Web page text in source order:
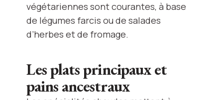
végétariennes sont courantes, à base
de légumes farcis ou de salades
d’herbes et de fromage.
Les plats principaux et
pains ancestraux